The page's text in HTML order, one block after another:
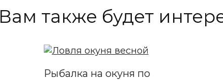
Вам также будет
Рыбалка на окуня по